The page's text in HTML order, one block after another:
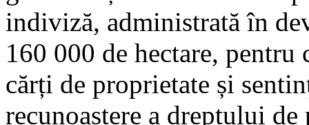
indiviză, administrată în
160 000 de hectare,
cărți de proprietate și
recunoaștere a dreptului